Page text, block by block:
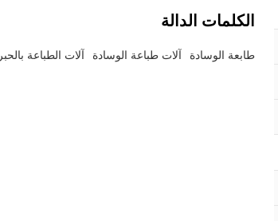
الكلمات الدالة
طابعة الوسادة آلات طباعة الوسادة آلات الطباعة بالحبر